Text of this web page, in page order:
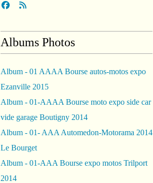
Albums Photos
Album - 01 AAAA Bourse autos-motos expo
Ezanville 2015
Album - 01-AAAA Bourse moto expo side car
vide garage Boutigny 2014
Album - 01- AAA Automedon-Motorama 2014
Le Bourget
Album - 01-AAA Bourse expo motos Trilport
2014